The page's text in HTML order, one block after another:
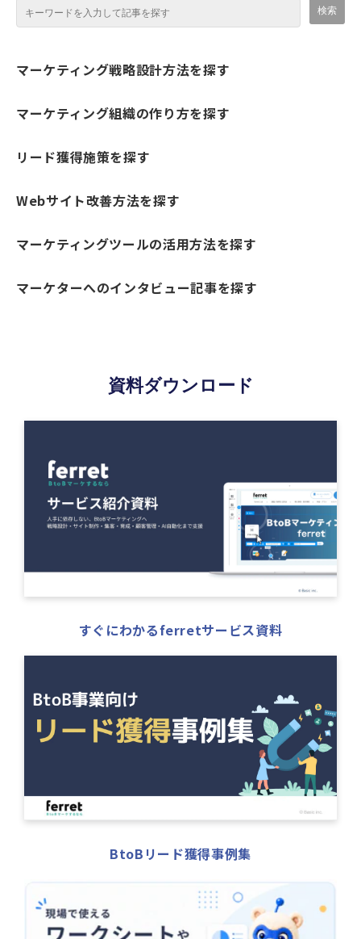
マーケティング戦略設計方法を探す
マーケティング組織の作り方を探す
リード獲得施策を探す
Webサイト改善方法を探す
マーケティングツールの活用方法を探す
マーケターへのインタビュー記事を探す
資料ダウンロード
すぐにわかるferretサービス資料
BtoBリード獲得事例集